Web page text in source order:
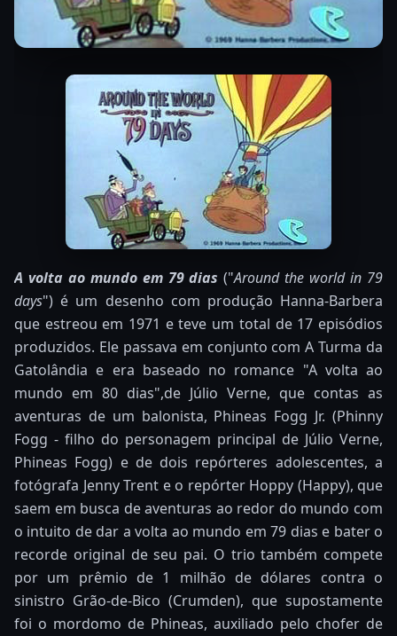
A volta ao mundo em 79 dias ("Around the world in 79
days") é um desenho com produção Hanna-Barbera
que estreou em 1971 e teve um total de 17 episódios
produzidos. Ele passava em conjunto com A Turma da
Gatolândia e era baseado no romance "A volta ao
mundo em 80 dias",de Júlio Verne, que contas as
aventuras de um balonista, Phineas Fogg Jr. (Phinny
Fogg - filho do personagem principal de Júlio Verne,
Phineas Fogg) e de dois repórteres adolescentes, a
fotógrafa Jenny Trent e o repórter Hoppy (Happy), que
saem em busca de aventuras ao redor do mundo com
o intuito de dar a volta ao mundo em 79 dias e bater o
recorde original de seu pai. O trio também compete
por um prêmio de 1 milhão de dólares contra o
sinistro Grão-de-Bico (Crumden), que supostamente
foi o mordomo de Phineas, auxiliado pelo chofer de